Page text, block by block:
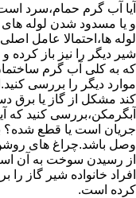
آیا آب گرم حمام،سرد
و یا مسدود شدن لوله های
لوله ها،احتمالا عامل
شیر دیگر را نیز باز
که به کلی آب گرم
موارد دیگر را بررسی
کند مشکل از گاز یا برق
آبگرمکن،بررسی کنید که
جریان است یا قطع شده؟
وصل باشد.چراغ های
از رسیدن سوخت به آن
افراد خانواده شیر گاز
کرده است.